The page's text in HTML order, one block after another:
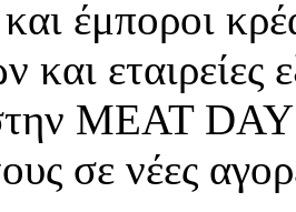
και έμποροι
και
MEAT
σε νέες